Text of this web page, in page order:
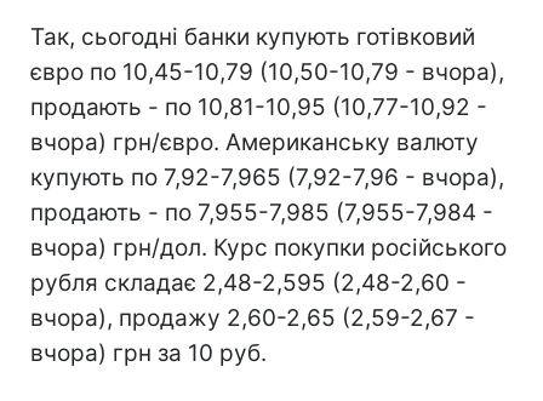
Так, сьогодні банки купують готівковий
євро по 10,45-10,79 (10,50-10,79 - вчора),
продають - по 10,81-10,95 (10,77-10,92 -
вчора) грн/євро. Американську валюту
купують по 7,92-7,965 (7,92-7,96 - вчора),
продають - по 7,955-7,985 (7,955-7,984 -
вчора) грн/дол. Курс покупки російського
рубля складає 2,48-2,595 (2,48-2,60 -
вчора), продажу 2,60-2,65 (2,59-2,67 -
вчора) грн за 10 руб.